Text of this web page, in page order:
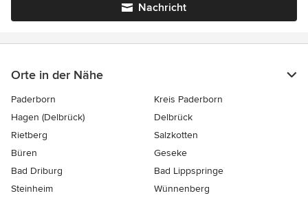
Nachricht
Orte in der Nähe
Paderborn
Kreis Paderborn
Hagen (Delbrück)
Delbrück
Rietberg
Salzkotten
Büren
Geseke
Bad Driburg
Bad Lippspringe
Steinheim
Wünnenberg